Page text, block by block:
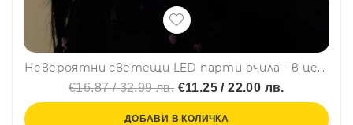
Невероятни светещи LED парти очила - в центъра на купона
€16.87 / 32.99 лв.€11.25 / 22.00 лв.
ДОБАВИ В КОЛИЧКА